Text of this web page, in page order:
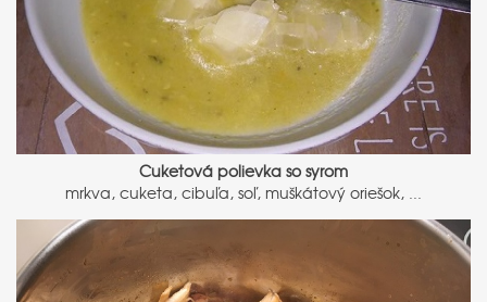
Cuketová polievka so syrom
mrkva, cuketa, cibuľa, soľ, muškátový oriešok, ...